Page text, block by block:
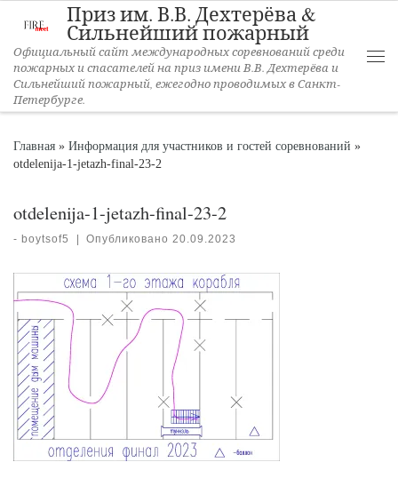
Перейти к содержимому
Приз им. В.В. Дехтерёва &
Сильнейший пожарный
Официальный сайт международных соревнований среди
пожарных и спасателей на приз имени В.В. Дехтерёва и
Сильнейший пожарный, ежегодно проводимых в Санкт-
Петербурге.
Главная » Информация для участников и гостей соревнований »
otdelenija-1-jetazh-final-23-2
otdelenija-1-jetazh-final-23-2
- boytsof5 Опубликовано20.09.2023